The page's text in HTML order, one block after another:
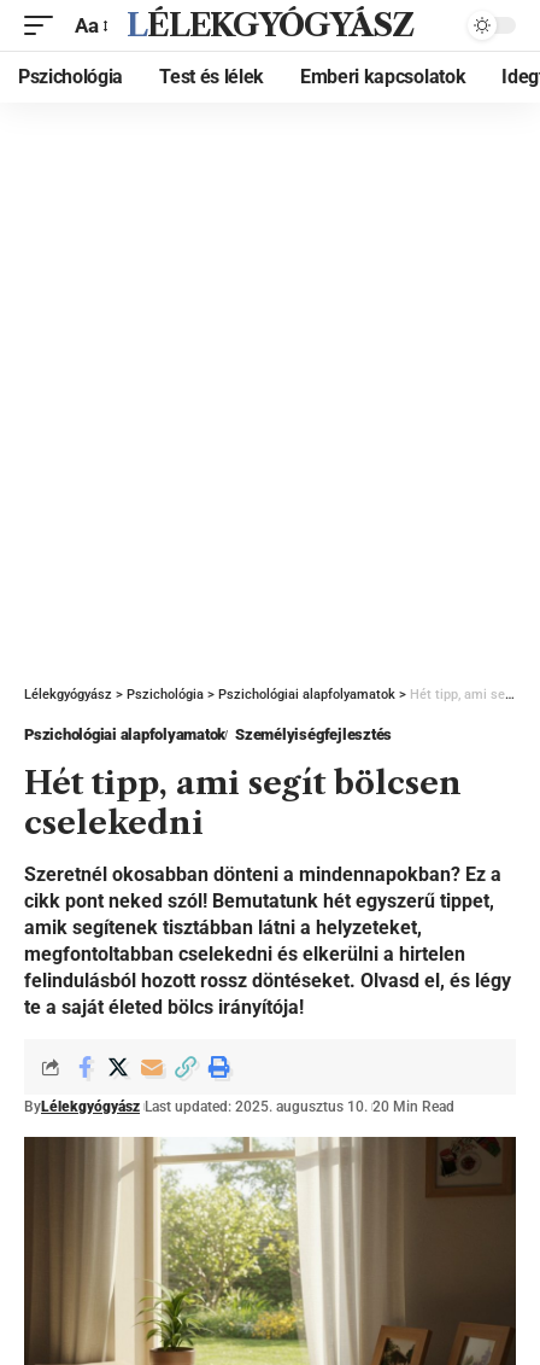
Aa LÉLEKGYÓGYÁSZ
Pszichológia Test és lélek Emberi kapcsolatok
Lélekgyógyász > Pszichológia > Pszichológiai alapfolyamatok > Hét tipp, ami segít bölcsen cselekedni
Pszichológiai alapfolyamatok Személyiségfejlesztés
Hét tipp, ami segít bölcsen
cselekedni
Szeretnél okosabban dönteni a mindennapokban? Ez a
cikk pont neked szól! Bemutatunk hét egyszerű tippet,
amik segítenek tisztábban látni a helyzeteket,
megfontoltabban cselekedni és elkerülni a hirtelen
felindulásból hozott rossz döntéseket. Olvasd el, és légy
te a saját életed bölcs irányítója!
ByLélekgyógyász Last updated: 2025. augusztus 10. 20 Min Read